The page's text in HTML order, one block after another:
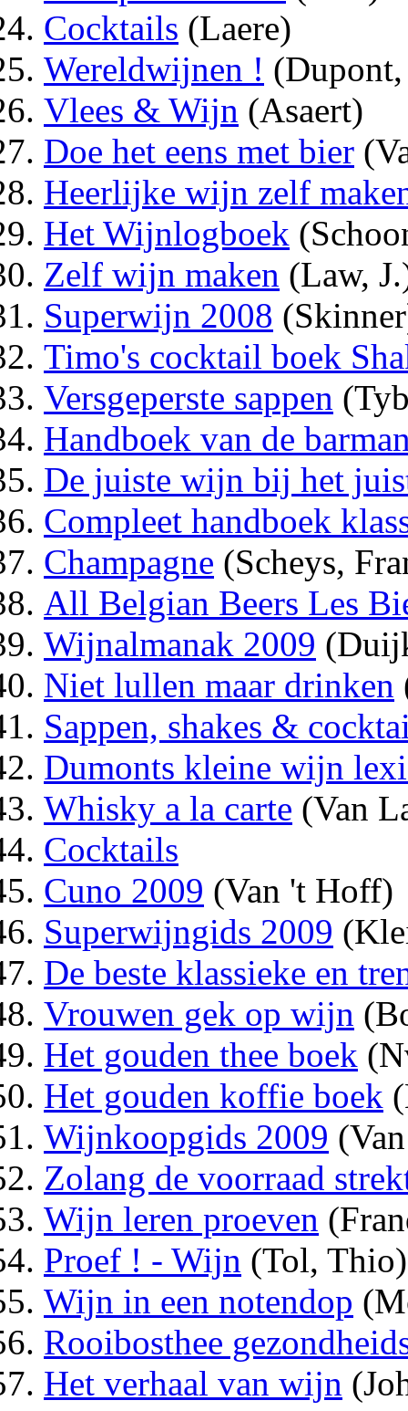
Cocktails (Laere)
Wereldwijnen !
Vlees & Wijn (Asaert)
Doe het eens met bier
Heerlijke wijn zelf
Het Wijnlogboek
Zelf wijn maken (Law,
Superwijn 2008
Timo's cocktail boek
Versgeperste sappen
Handboek van de
De juiste wijn bij het
Compleet handboek
Champagne (Scheys,
All Belgian Beers Les
Wijnalmanak 2009
Niet lullen maar drinken
Sappen, shakes &
Dumonts kleine wijn
Whisky a la carte (Van
Cocktails
Cuno 2009 (Van 't Hoff)
Superwijngids 2009
De beste klassieke en
Vrouwen gek op wijn
Het gouden thee boek
Het gouden koffie boek
Wijnkoopgids 2009
Zolang de voorraad
Wijn leren proeven
Proef ! - Wijn (Tol, Thio)
Wijn in een notendop
Rooibosthee
Het verhaal van wijn